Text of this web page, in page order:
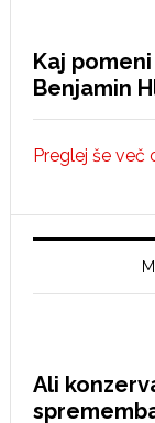
Kaj
Benjamin
Preglej še več
Ali